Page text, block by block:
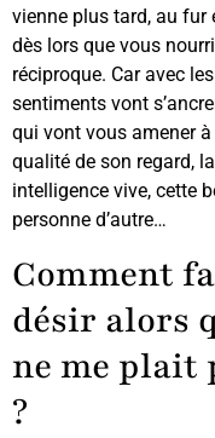
vienne plus tard, au fur
dès lors que vous
réciproque. Car avec
sentiments vont
qui vont vous amener
qualité de son regard,
intelligence vive, cette
personne d’autre…
Comment
désir alors
ne me plait
?